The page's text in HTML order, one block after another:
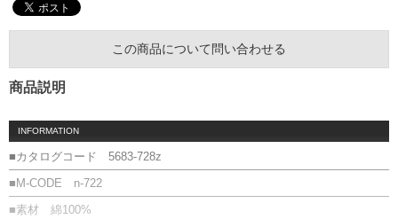
この商品について問い合わせる
商品説明
INFORMATION
■カタログコード 5683-728z
■M-CODE n-722
■素材 綿100%